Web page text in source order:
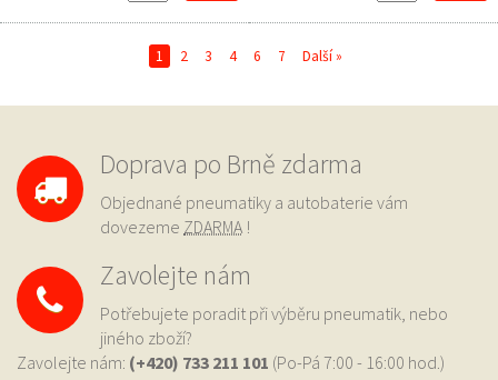
1 2 3 4 6 7 Další »
Doprava po Brně zdarma
Objednané pneumatiky a autobaterie vám
dovezeme ZDARMA !
Zavolejte nám
Potřebujete poradit při výběru pneumatik, nebo
jiného zboží?
Zavolejte nám: (+420) 733 211 101 (Po-Pá 7:00 - 16:00 hod.)